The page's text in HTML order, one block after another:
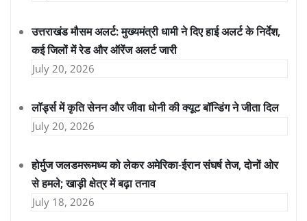
उत्तराखंड मौसम अलर्ट: मुख्यमंत्री धामी ने दिए हाई अलर्ट के निर्देश,
कई जिलों में रेड और ऑरेंज अलर्ट जारी
July 20, 2026
लॉर्ड्स में कृति सेनन और जीवा धोनी की क्यूट बॉन्डिंग ने जीता दिल
July 20, 2026
होर्मुज जलडमरूमध्य को लेकर अमेरिका-ईरान संघर्ष तेज, दोनों ओर
से हमले; खाड़ी क्षेत्र में बढ़ा तनाव
July 18, 2026